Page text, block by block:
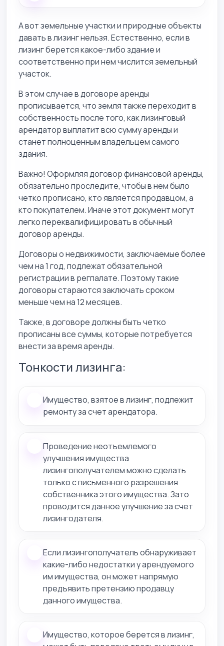
А вот земельные участки и природные объекты
давать в лизинг нельзя. Естественно, если в
лизинг берется какое-либо здание и
соответственно при нем числится земельный
участок.
В этом случае в договоре аренды
прописывается, что земля также переходит в
собственность после того, как лизинговый
арендатор выплатит всю сумму аренды и
станет полноценным владельцем самого
здания.
Важно! Оформляя договор финансовой аренды,
обязательно проследите, чтобы в нем было
четко прописано, кто является продавцом, а
кто покупателем. Иначе этот документ могут
легко переквалифицировать в обычный
договор аренды.
Договоры о недвижимости, заключаемые более
чем на 1 год, подлежат обязательной
регистрации в регпалате. Поэтому такие
договоры стараются заключать сроком
меньше чем на 12 месяцев.
Также, в договоре должны быть четко
прописаны все суммы, которые потребуется
внести за время аренды.
Тонкости лизинга:
Имущество, взятое в лизинг, подлежит
ремонту за счет арендатора.
Проведение неотъемлемого
улучшения имущества
лизингополучателем можно сделать
только с письменного разрешения
собственника этого имущества. Зато
проводится данное улучшение за счет
лизингодателя.
Если лизингополучатель обнаруживает
какие-либо недостатки у арендуемого
им имущества, он может напрямую
предъявить претензию продавцу
данного имущества.
Имущество, которое берется в лизинг,